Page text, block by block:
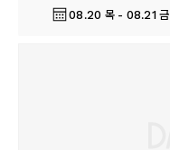
08.20 목 - 08.21 금